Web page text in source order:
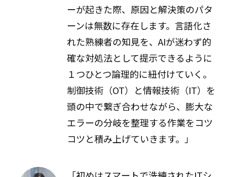
ーが起きた際、原因と解決策のパタ
ーンは無数に存在します。言語化さ
れた熟練者の知見を、AIが迷わず的
確な対処法として提示できるように
１つひとつ論理的に紐付けていく。
制御技術（OT）と情報技術（IT）を
頭の中で繋ぎ合わせながら、膨大な
エラーの分岐を整理する作業をコツ
コツと積み上げていきます。」